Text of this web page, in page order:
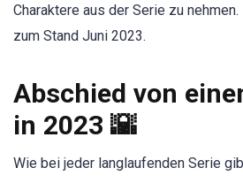
Charaktere aus der Serie zu
zum Stand Juni 2023.
Abschied von
in 2023 🌇
Wie bei jeder langlaufenden Serie